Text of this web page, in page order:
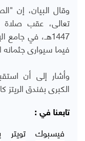
وقال البيان، إن
1447هـ، في
فيما سيوارى
وأشار إلى أن
الكبرى بفندق الريتز
تابعنا في :
فيسبوك تويتر